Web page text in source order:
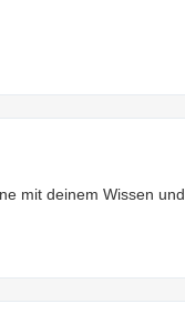
mit deinem Wissen und